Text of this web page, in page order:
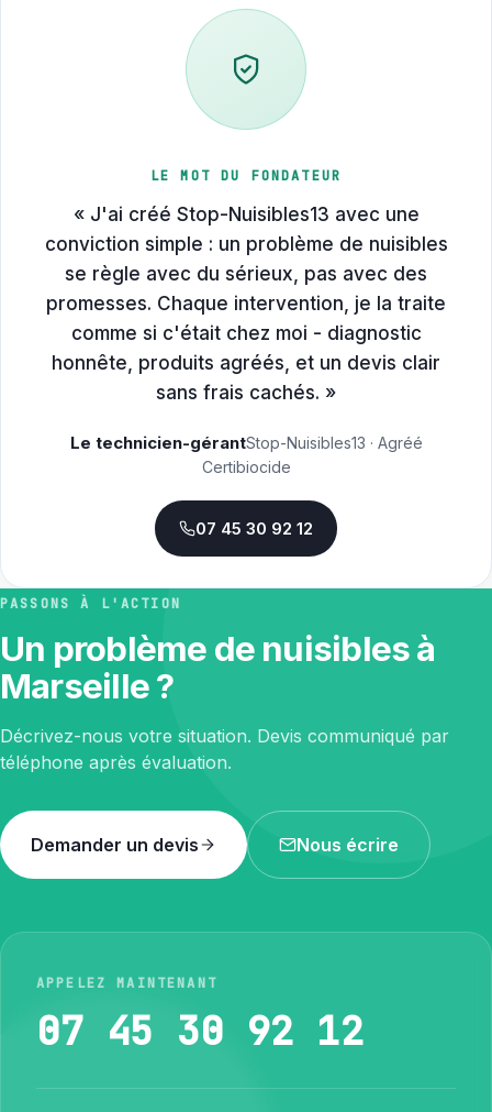
ou en gel ciblé. Les délais d'éviction et précautions vous sont
systématiquement précisés.
LE MOT DU FONDATEUR
« J'ai créé Stop-Nuisibles13 avec une
conviction simple : un problème de nuisibles
se règle avec du sérieux, pas avec des
promesses. Chaque intervention, je la traite
comme si c'était chez moi - diagnostic
honnête, produits agréés, et un devis clair
sans frais cachés. »
Le technicien-gérantStop-Nuisibles13 · Agréé
Certibiocide
07 45 30 92 12
PASSONS À L'ACTION
Un problème de nuisibles à
Marseille ?
Décrivez-nous votre situation. Devis communiqué par
téléphone après évaluation.
Demander un devis Nous écrire
APPELEZ MAINTENANT
07 45 30 92 12